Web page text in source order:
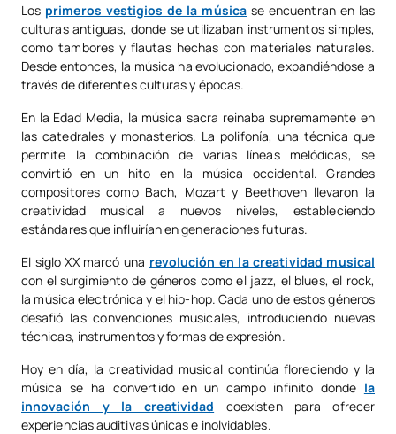
Los primeros vestigios de la músicase encuentran en las
culturas antiguas, donde se utilizaban instrumentos simples,
como tambores y flautas hechas con materiales naturales.
Desde entonces, la música ha evolucionado, expandiéndose a
través de diferentes culturas y épocas.
En la Edad Media, la música sacra reinaba supremamente en
las catedrales y monasterios. La polifonía, una técnica que
permite la combinación de varias líneas melódicas, se
convirtió en un hito en la música occidental. Grandes
compositores como Bach, Mozart y Beethoven llevaron la
creatividad musical a nuevos niveles, estableciendo
estándares que influirían en generaciones futuras.
El siglo XX marcó una revolución en la creatividad musical
con el surgimiento de géneros como el jazz, el blues, el rock,
la música electrónica y el hip-hop. Cada uno de estos géneros
desafió las convenciones musicales, introduciendo nuevas
técnicas, instrumentos y formas de expresión.
Hoy en día, la creatividad musical continúa floreciendo y la
música se ha convertido en un campo infinito donde la
innovación y la creatividad coexisten para ofrecer
experiencias auditivas únicas e inolvidables.